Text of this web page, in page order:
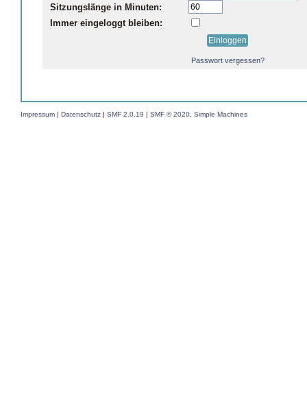
Sitzungslänge in Minuten:
Immer eingeloggt bleiben:
Passwort vergessen?
Impressum Datenschutz SMF 2.0.19 SMF © 2020, Simple Machines